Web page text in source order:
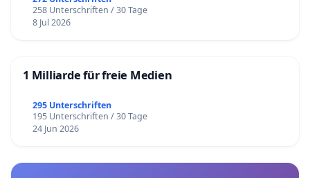
258 Unterschriften / 30 Tage
8 Jul 2026
1 Milliarde für freie Medien
295 Unterschriften
195 Unterschriften / 30 Tage
24 Jun 2026